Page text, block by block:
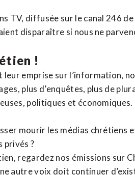
TV, diffusée sur le canal 246 de
disparaître si nous ne
!
emprise sur l’information,
plus d’enquêtes, plus de
politiques et économiques.
mourir les médias chrétiens
privés ?
regardez nos émissions sur
autre voix doit continuer